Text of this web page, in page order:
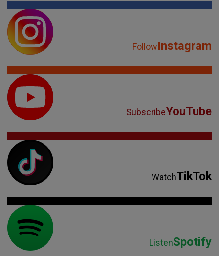
FollowInstagram
SubscribeYouTube
WatchTikTok
ListenSpotify